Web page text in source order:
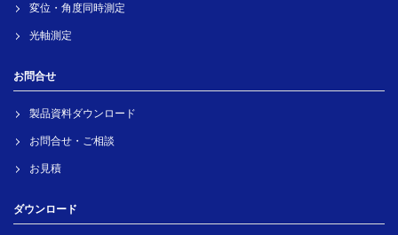
変位・角度同時測定
光軸測定
お問合せ
製品資料ダウンロード
お問合せ・ご相談
お見積
ダウンロード